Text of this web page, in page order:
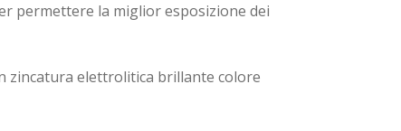
permettere la miglior esposizione dei
zincatura elettrolitica brillante colore